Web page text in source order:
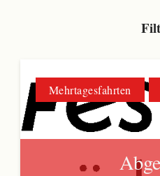
Mehrtagesfahrten